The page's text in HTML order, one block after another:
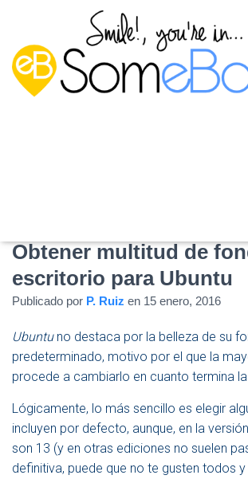
Obtener multitud de
escritorio para Ubuntu
Publicado por P. Ruiz en 15 enero, 2016
Ubuntuno destaca por la belleza de su
predeterminado, motivo por el que la
procede a cambiarlo en cuanto termina la
Lógicamente, lo más sencillo es elegir
incluyen por defecto, aunque, en la
son 13 (y en otras ediciones no suelen
definitiva, puede que no te gusten todos